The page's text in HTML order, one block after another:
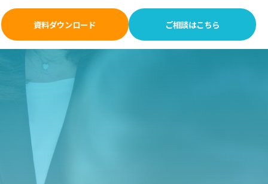
資料ダウンロード ご相談はこちら